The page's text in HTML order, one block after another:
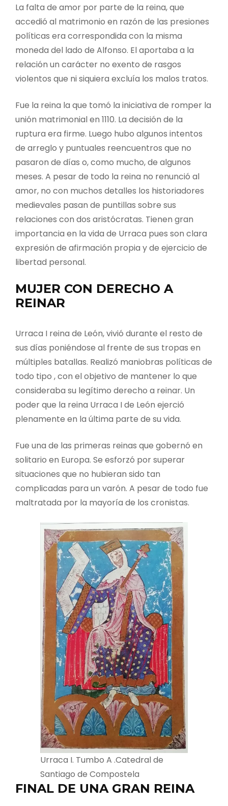
La falta de amor por parte de la reina, que
accedió al matrimonio en razón de las presiones
políticas era correspondida con la misma
moneda del lado de Alfonso. El aportaba a la
relación un carácter no exento de rasgos
violentos que ni siquiera excluía los malos tratos.
Fue la reina la que tomó la iniciativa de romper la
unión matrimonial en 1110. La decisión de la
ruptura era firme. Luego hubo algunos intentos
de arreglo y puntuales reencuentros que no
pasaron de días o, como mucho, de algunos
meses. A pesar de todo la reina no renunció al
amor, no con muchos detalles los historiadores
medievales pasan de puntillas sobre sus
relaciones con dos aristócratas. Tienen gran
importancia en la vida de Urraca pues son clara
expresión de afirmación propia y de ejercicio de
libertad personal.
MUJER CON DERECHO A
REINAR
Urraca I reina de León, vivió durante el resto de
sus días poniéndose al frente de sus tropas en
múltiples batallas. Realizó maniobras políticas de
todo tipo , con el objetivo de mantener lo que
consideraba su legítimo derecho a reinar. Un
poder que la reina Urraca I de León ejerció
plenamente en la última parte de su vida.
Fue una de las primeras reinas que gobernó en
solitario en Europa. Se esforzó por superar
situaciones que no hubieran sido tan
complicadas para un varón. A pesar de todo fue
maltratada por la mayoría de los cronistas.
Urraca I. Tumbo A .Catedral de
Santiago de Compostela
FINAL DE UNA GRAN REINA